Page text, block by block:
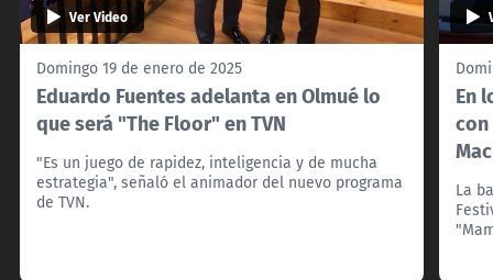
Ver Video
Domingo 19 de enero de 2025
Eduardo Fuentes adelanta en Olmué lo
que será "The Floor" en TVN
"Es un juego de rapidez, inteligencia y de mucha
estrategia", señaló el animador del nuevo programa
de TVN.
En
La